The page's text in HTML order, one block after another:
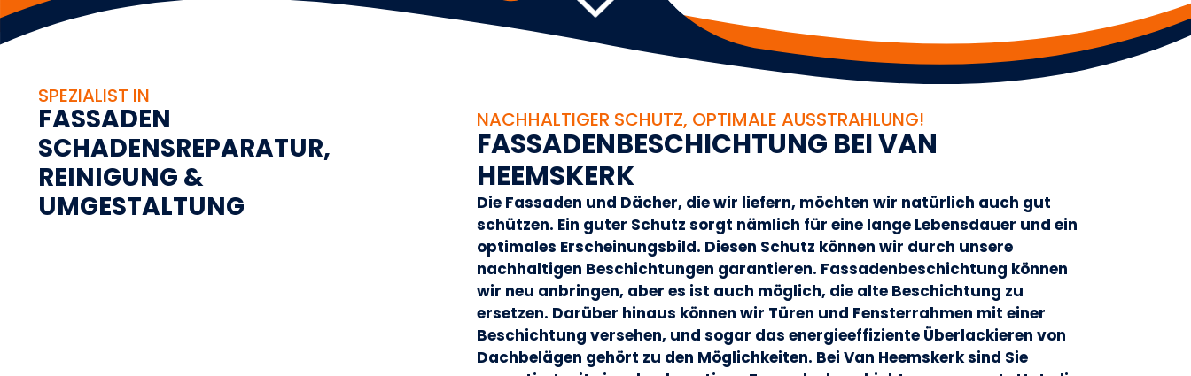
SPEZIALIST IN
FASSADEN
SCHADENSREPARATUR,
REINIGUNG &
UMGESTALTUNG
NACHHALTIGER SCHUTZ, OPTIMALE AUSSTRAHLUNG!
FASSADENBESCHICHTUNG BEIVAN
HEEMSKERK
Die Fassaden und Dächer, die wir liefern, möchten wir natürlich auch gut
schützen. Ein guter Schutz sorgt nämlich für eine lange Lebensdauer und ein
optimales Erscheinungsbild. Diesen Schutz können wir durch unsere
nachhaltigen Beschichtungen garantieren. Fassadenbeschichtung können
wir neu anbringen, aber es ist auch möglich, die alte Beschichtung zu
ersetzen. Darüber hinaus können wir Türen und Fensterrahmen mit einer
Beschichtung versehen, und sogar das energieeffiziente Überlackieren von
Dachbelägen gehört zu den Möglichkeiten. Bei Van Heemskerk sind Sie